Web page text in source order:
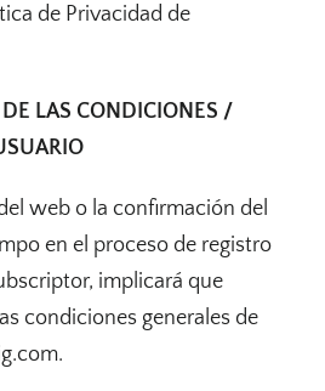
de Privacidad de
LAS CONDICIONES /
web o la confirmación del
en el proceso de registro
implicará que
condiciones generales de